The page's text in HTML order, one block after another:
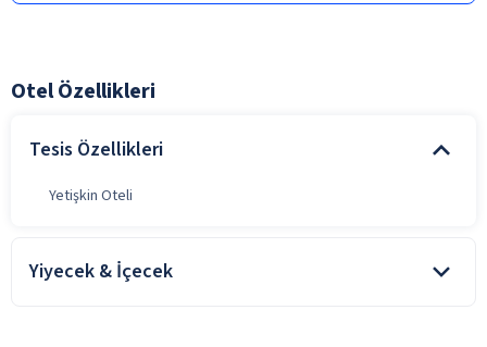
Otel Özellikleri
Tesis Özellikleri
Yetişkin Oteli
Yiyecek & İçecek